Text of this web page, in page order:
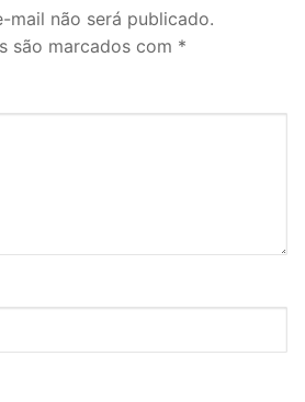
mail não será publicado.
são marcados com *